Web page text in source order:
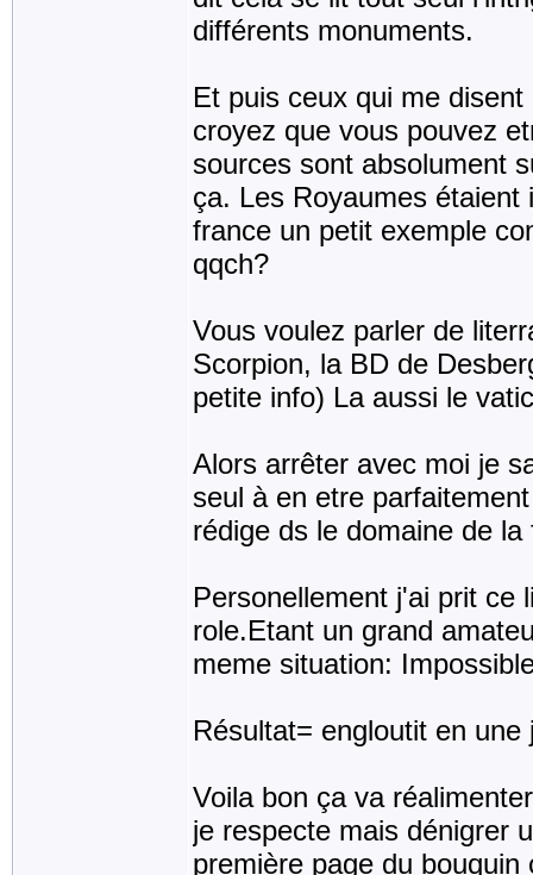
différents monuments.
Et puis ceux qui me
croyez que vous pouvez
sources sont absolument
ça. Les Royaumes
france un petit exemple
qqch?
Vous voulez parler de
Scorpion, la BD de
petite info) La aussi le
Alors arrêter avec moi je
seul à en etre
rédige ds le domaine de
Personellement j'ai prit ce
role.Etant un grand
meme situation:
Résultat= engloutit en une
Voila bon ça va
je respecte mais dénigrer
première page du